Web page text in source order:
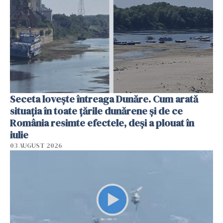
Seceta lovește întreaga Dunăre. Cum arată
situația în toate țările dunărene și de ce
România resimte efectele, deși a plouat în
iulie
03 AUGUST 2026